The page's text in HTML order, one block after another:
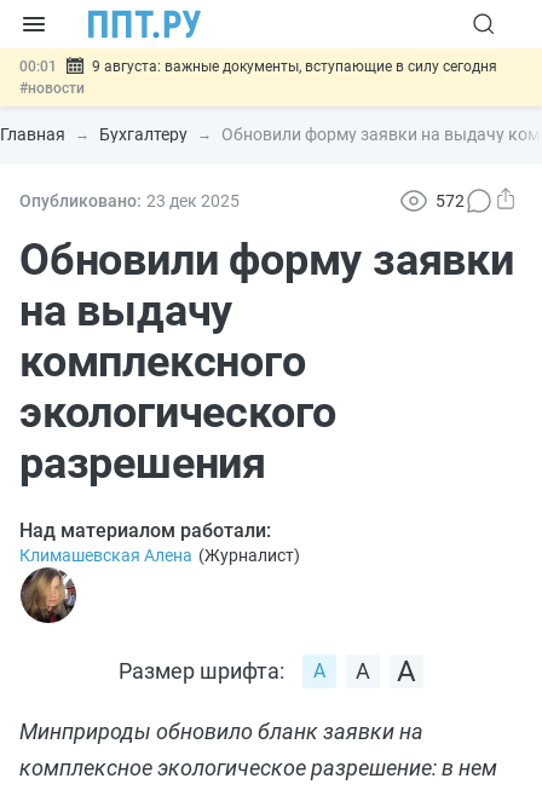
00:01
9 августа: важные документы, вступающие в силу сегодня
#новости
07.08 Подписан закон о блокировке продажи опасных товаров через
«Честный знак»#новости
07.08 Госпошлину за устранение ошибок в документах предлагают
07.08
Разработают единые критерии трудовых и ГПХ-
отношений#новости
Главная Бухгалтеру Обновили форму заявки на выдачу
Опубликовано: 23 дек 2025 572
Обновили форму заявки
на выдачу
комплексного
экологического
разрешения
Над материалом работали:
Климашевская Алена (Журналист)
Размер шрифта:
Минприроды обновило бланк заявки на
комплексное экологическое разрешение: в нем